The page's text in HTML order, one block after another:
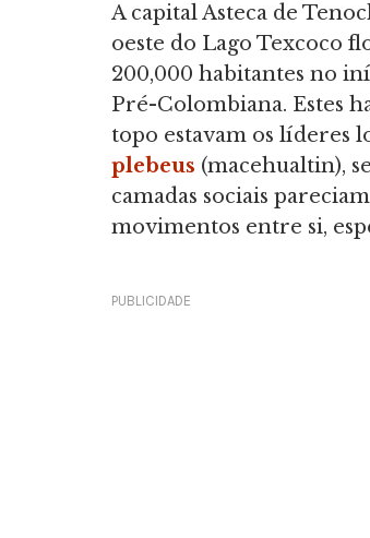
A capital Asteca de
oeste do Lago Texcoco
200,000 habitantes no
Pré-Colombiana. Estes
topo estavam os líderes
plebeus (macehualtin),
camadas sociais
movimentos entre si,
PUBLICIDADE